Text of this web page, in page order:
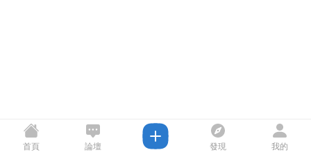
首頁 論壇 發現 我的